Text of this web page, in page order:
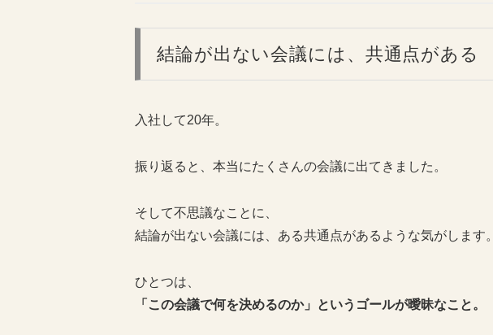
結論が出ない会議には、共通点がある
入社して20年。
振り返ると、本当にたくさんの会議に出てきました。
そして不思議なことに、
結論が出ない会議には、ある共通点があるような気がします。
ひとつは、
「この会議で何を決めるのか」というゴールが曖昧なこと。